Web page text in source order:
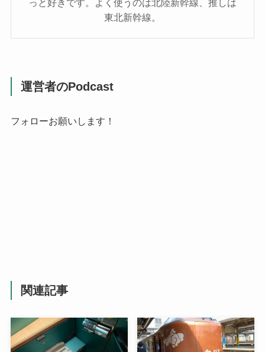
っと好きです。よく使うのは北陸新幹線、推しは
東北新幹線。
運営者のPodcast
フォローお願いします！
関連記事